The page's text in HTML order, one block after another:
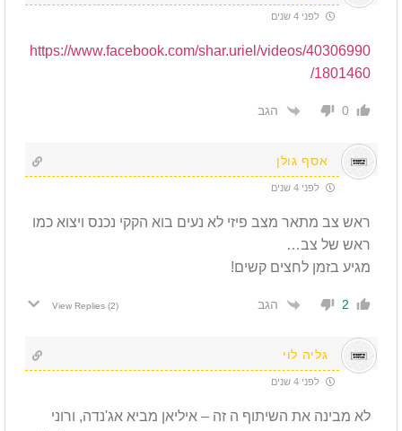
לפני 4 שנים
https://www.facebook.com/shar.uriel/videos/40306990
1801460/
0 הגב
אסף גולן
לפני 4 שנים
ראש צב מתאר מצב פיזי לא נעים בוא הקקי נכנס ויצוא כמו
ראש של צב…
מגיע בזמן לחצים קשים!
2 הגב View Replies (2)
גליה לוי
לפני 4 שנים
לא מבינה את השיתוף ה זה – איליאן מביא אג'נדה, ורוני